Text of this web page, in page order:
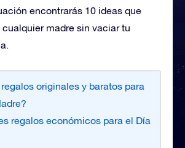
encontrarás 10 ideas que
cualquier madre sin vaciar tu
originales y baratos para
regalos económicos para el Día